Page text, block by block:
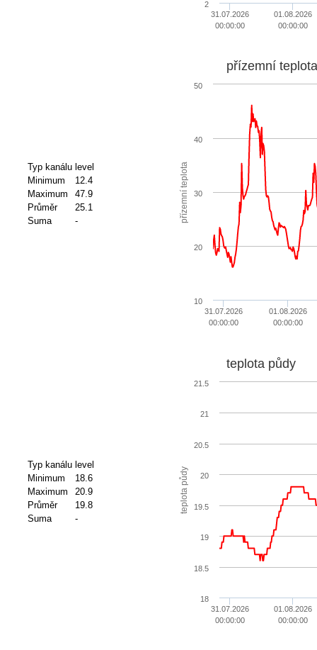
31.07.2026
00:00:00
01.08.2026
00:00:00
2
Typ kanálu level
Minimum
12.4
Maximum
47.9
Průměr
25.1
Suma
- přízemní teplota
přízemní
31.07.2026
00:00:00
01.08.2026
00:00:00
10
20
30
40
50
Typ kanálu level
Minimum
18.6
Maximum
20.9
Průměr
19.8
Suma
-
teplota půdy
teplota půdy
31.07.2026
00:00:00
01.08.2026
00:00:00
18
18.5
19
19.5
20
20.5
21
21.5